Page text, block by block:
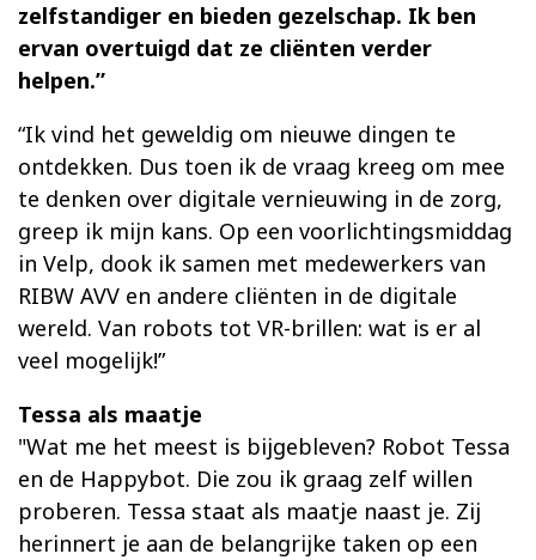
zelfstandiger en bieden gezelschap. Ik ben
ervan overtuigd dat ze cliënten verder
helpen.”
“Ik vind het geweldig om nieuwe dingen te
ontdekken. Dus toen ik de vraag kreeg om mee
te denken over digitale vernieuwing in de zorg,
greep ik mijn kans. Op een voorlichtingsmiddag
in Velp, dook ik samen met medewerkers van
RIBW AVV en andere cliënten in de digitale
wereld. Van robots tot VR-brillen: wat is er al
veel mogelijk!”
Tessa als maatje
"Wat me het meest is bijgebleven? Robot Tessa
en de Happybot. Die zou ik graag zelf willen
proberen. Tessa staat als maatje naast je. Zij
herinnert je aan de belangrijke taken op een